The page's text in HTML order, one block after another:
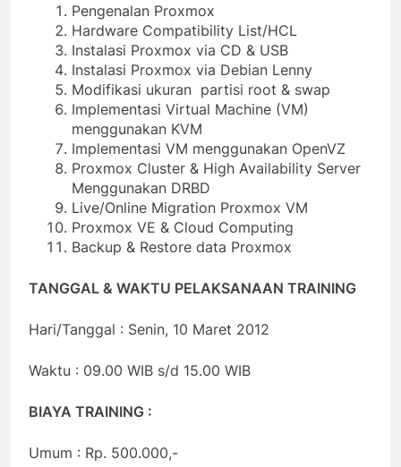
Pengenalan Proxmox
Hardware Compatibility List/HCL
Instalasi Proxmox via CD & USB
Instalasi Proxmox via Debian Lenny
Modifikasi ukuran partisi root & swap
Implementasi Virtual Machine (VM)
menggunakan KVM
Implementasi VM menggunakan OpenVZ
Proxmox Cluster & High Availability Server
Menggunakan DRBD
Live/Online Migration Proxmox VM
Proxmox VE & Cloud Computing
Backup & Restore data Proxmox
TANGGAL & WAKTU PELAKSANAAN TRAINING
Hari/Tanggal : Senin, 10 Maret 2012
Waktu : 09.00 WIB s/d 15.00 WIB
BIAYA TRAINING :
Umum : Rp. 500.000,-